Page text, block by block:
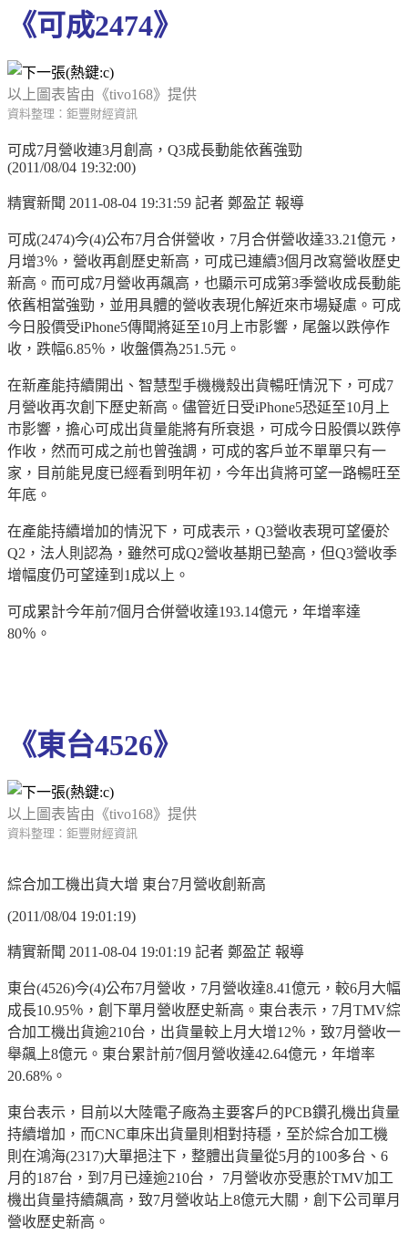
《可成2474》
以上圖表皆由《tivo168》提供
資料整理：鉅豐財經資訊
可成7月營收連3月創高，Q3成長動能依舊強勁
(2011/08/04 19:32:00)
精實新聞 2011-08-04 19:31:59 記者 鄭盈芷 報導
可成(2474)今(4)公布7月合併營收，7月合併營收達33.21億元，
月增3％，營收再創歷史新高，可成已連續3個月改寫營收歷史
新高。而可成7月營收再飆高，也顯示可成第3季營收成長動能
依舊相當強勁，並用具體的營收表現化解近來市場疑慮。可成
今日股價受iPhone5傳聞將延至10月上市影響，尾盤以跌停作
收，跌幅6.85％，收盤價為251.5元。
在新產能持續開出、智慧型手機機殼出貨暢旺情況下，可成7
月營收再次創下歷史新高。儘管近日受iPhone5恐延至10月上
市影響，擔心可成出貨量能將有所衰退，可成今日股價以跌停
作收，然而可成之前也曾強調，可成的客戶並不單單只有一
家，目前能見度已經看到明年初，今年出貨將可望一路暢旺至
年底。
在產能持續增加的情況下，可成表示，Q3營收表現可望優於
Q2，法人則認為，雖然可成Q2營收基期已墊高，但Q3營收季
增幅度仍可望達到1成以上。
可成累計今年前7個月合併營收達193.14億元，年增率達
80％。
《東台4526》
以上圖表皆由《tivo168》提供
資料整理：鉅豐財經資訊
綜合加工機出貨大增 東台7月營收創新高
(2011/08/04 19:01:19)
精實新聞 2011-08-04 19:01:19 記者 鄭盈芷 報導
東台(4526)今(4)公布7月營收，7月營收達8.41億元，較6月大幅
成長10.95％，創下單月營收歷史新高。東台表示，7月TMV綜
合加工機出貨逾210台，出貨量較上月大增12％，致7月營收一
舉飆上8億元。東台累計前7個月營收達42.64億元，年增率
20.68%。
東台表示，目前以大陸電子廠為主要客戶的PCB鑽孔機出貨量
持續增加，而CNC車床出貨量則相對持穩，至於綜合加工機
則在鴻海(2317)大單挹注下，整體出貨量從5月的100多台、6
月的187台，到7月已達逾210台， 7月營收亦受惠於TMV加工
機出貨量持續飆高，致7月營收站上8億元大關，創下公司單月
營收歷史新高。